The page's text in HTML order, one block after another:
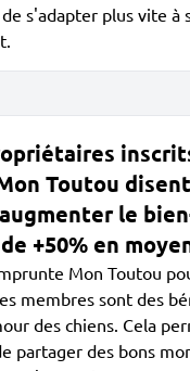
s'adapter plus vite à
Toutou
le
+50% en
Mon Toutou
membres sont des
des chiens. Cela
partager des bons